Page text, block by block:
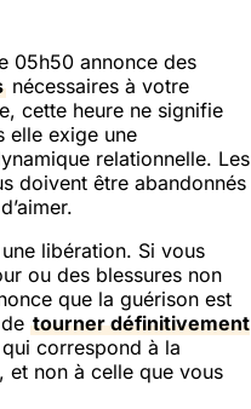
05h50 annonce des
nécessaires à votre
cette heure ne signifie
elle exige une
relationnelle. Les
doivent être abandonnés
libération. Si vous
ou des blessures non
que la guérison est
tourner définitivement
correspond à la
et non à celle que vous